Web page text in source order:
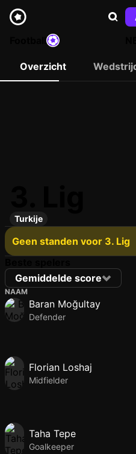
Overzicht
Turkije
Geen standen voor 3. Lig
Gemiddelde score
NAAM
Baran Moğultay
Defender
Florian Loshaj
Midfielder
Taha Tepe
Goalkeeper